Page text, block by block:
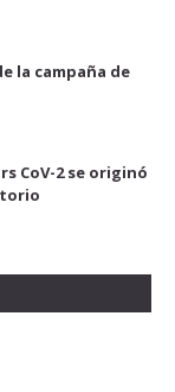
la campaña de
CoV-2 se originó